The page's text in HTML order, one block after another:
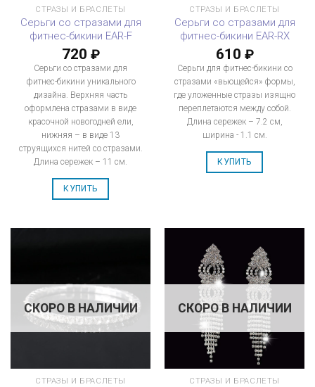
СТРАЗЫ И БРАСЛЕТЫ
Серьги со стразами для
фитнес-бикини EAR-F
720 ₽
Серьги со стразами для
фитнес-бикини уникального
дизайна. Верхняя часть
оформлена стразами в виде
красочной новогодней ели,
нижняя – в виде 13
струящихся нитей со стразами.
Длина сережек – 11 см.
КУПИТЬ
СТРАЗЫ И БРАСЛЕТЫ
Серьги со стразами для
фитнес-бикини EAR-RX
610 ₽
Серьги для фитнес-бикини со
стразами «вьющейся» формы,
где уложенные стразы изящно
переплетаются между собой.
Длина сережек – 7.2 см,
ширина - 1.1 см.
КУПИТЬ
СКОРО В НАЛИЧИИ
СТРАЗЫ И БРАСЛЕТЫ
СКОРО В НАЛИЧИИ
СТРАЗЫ И БРАСЛЕТЫ